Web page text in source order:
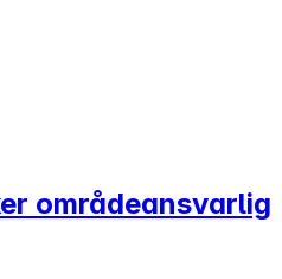
områdeansvarlig